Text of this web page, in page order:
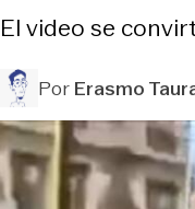
El video se
PorErasmo